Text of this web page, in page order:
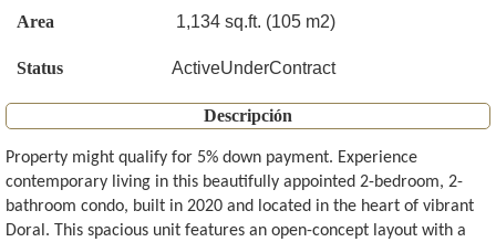
Area 1,134 sq.ft. (105 m2)
Status ActiveUnderContract
Descripción
Property might qualify for 5% down payment. Experience
contemporary living in this beautifully appointed 2-bedroom, 2-
bathroom condo, built in 2020 and located in the heart of vibrant
Doral. This spacious unit features an open-concept layout with a